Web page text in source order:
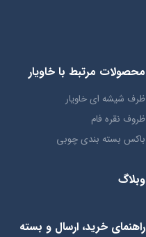
محصولات مرتبط با خاویار
ظرف شیشه ای خاویار
ظروف نقره فام
باکس بسته بندی چوبی
وبلاگ
راهنمای خرید، ارسال و بسته